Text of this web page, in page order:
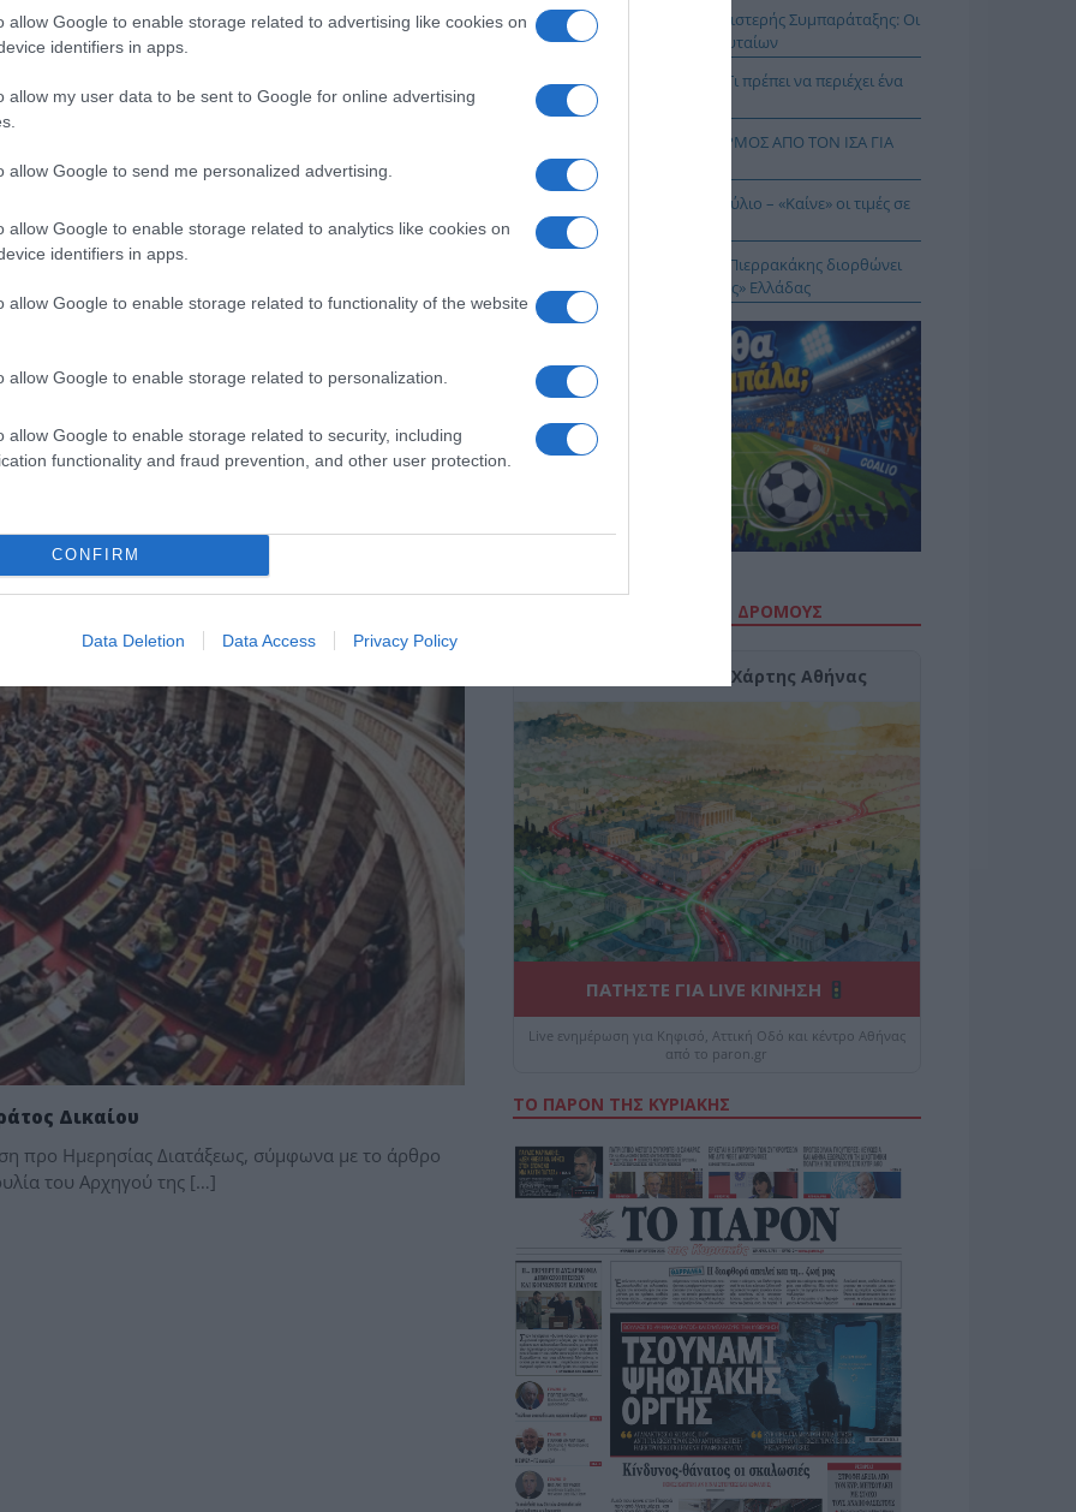
allow Google to enable storage related to advertising like cookies on
identifiers in apps.
allow my user data to be sent to Google for online advertising
allow Google to send me personalized advertising.
allow Google to enable storage related to analytics like cookies on
identifiers in apps.
allow Google to enable storage related to functionality of the website
allow Google to enable storage related to personalization.
allow Google to enable storage related to security, including
functionality and fraud prevention, and other user protection.
CONFIRM
Data Deletion Data Access Privacy Policy
με τη Ράγιο Βαγεκάνο για τους «8» του
δυσκολότερη αποστολή της φετινής χρονιάς. Στη
μια ιστορική…
Δικαίου
προ Ημερησίας Διατάξεως, σύμφωνα με το άρθρο
του Αρχηγού της […]
Ανακοίνωση της Ελληνικής Αριστερής Συμπαράταξης: Οι
«άριστοι» τελευταίοι των τελευταίων
Ελληνικός Ερυθρός Σταυρός: Τι πρέπει να περιέχει ένα
φαρμακείο διακοπών
ΙΟΣ ΔΥΤΙΚΟΥ ΝΕΙΛΟΥ: ΣΥΝΑΓΕΡΜΟΣ ΑΠΟ ΤΟΝ ΙΣΑ ΓΙΑ
ΤΗΝ ΑΤΤΙΚΗ
Πληθωρισμός: Στο 3,4% τον Ιούλιο – «Καίνε» οι τιμές σε
στέγη και καύσιμα
Το… Δικαίωμα στη Σιωπή…: Ο Πιερρακάκης διορθώνει
την εικόνα μιας «διεφθαρμένης» Ελλάδας
ΔΕΙΤΕ ΤΗΝ ΚΙΝΗΣΗ ΣΤΟΥΣ ΔΡΌΜΟΥΣ
Κίνηση Τώρα: Live Χάρτης Αθήνας
ΠΑΤΗΣΤΕ ΓΙΑ LIVE ΚΙΝΗΣΗ
Live ενημέρωση για Κηφισό, Αττική Οδό και κέντρο Αθήνας
από το paron.gr
ΤΟ ΠΑΡΟΝ ΤΗΣ ΚΥΡΙΑΚΗΣ